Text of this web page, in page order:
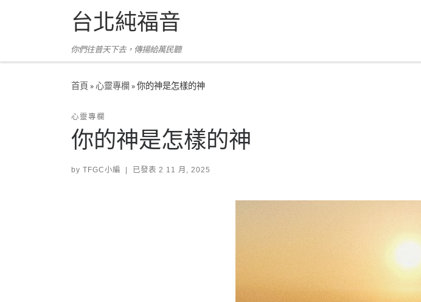
Skip to content台北純福音
你們往普天下去，傳揚給萬民聽
首頁 »心靈專欄 »你的神是怎樣的神
心靈專欄
你的神是怎樣的神
by TFGC小編 已發表 2 11 月, 2025